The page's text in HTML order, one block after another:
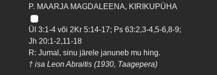
P. MAARJA MAGDALEENA, KIRIKUPÜHA
Ül 3:1-4 või 2Kr 5:14-17; Ps 63:2,3-4,5-6,8-9;
Jh 20:1-2,11-18
R: Jumal, sinu järele januneb mu hing.
† isa Leon Abraitis (1930, Taagepera)